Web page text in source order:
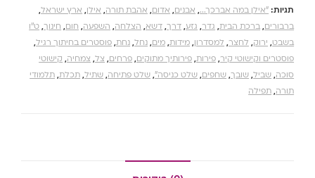
תגיות: "אילן במה אברכך..., אבנים, אדום, אהבת תורה, אילן, ארץ ישראל,
ברבורים, ברכת הבית, גדר, גזע, דרך, דשא, הצלחה, השפעה, חום, חינוך, ט''ו
בשבט, ירוק, לחצר, למסדרון, מידות, מים, נחל, נחת, פוסטרים בחיתוך רגיל,
פוסטרים וקישוטי קיר, פירות, פירותיך מתוקים, פרחים, צל, צמחיה, קישוטי
סוכה, שביל, שובך, שחפים, שלט כניסה", שלט פתיחה, שתיל, תכלת, תלמודי
תורה, תפילה